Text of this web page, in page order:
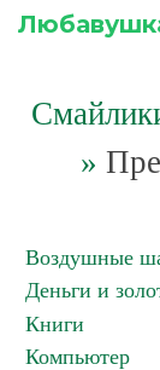
»
Воздушные
Деньги и
Книги
Компьютер